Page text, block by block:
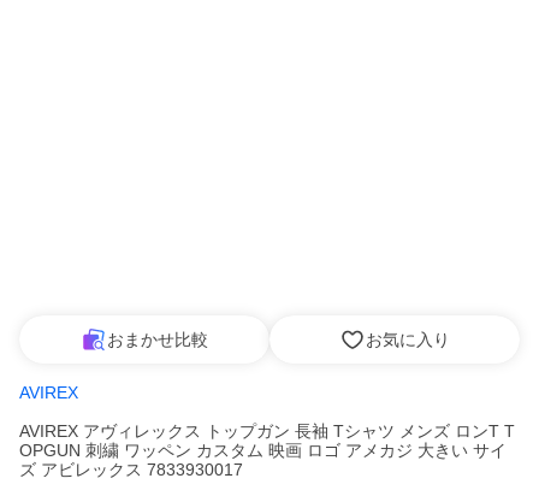
おまかせ比較 お気に入り
AVIREX
AVIREX アヴィレックス トップガン 長袖 Tシャツ メンズ ロンT T
OPGUN 刺繍 ワッペン カスタム 映画 ロゴ アメカジ 大きい サイ
ズ アビレックス 7833930017